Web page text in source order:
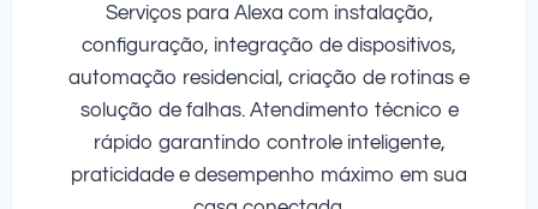
Serviços para Alexa com instalação,
configuração, integração de dispositivos,
automação residencial, criação de rotinas e
solução de falhas. Atendimento técnico e
rápido garantindo controle inteligente,
praticidade e desempenho máximo em sua